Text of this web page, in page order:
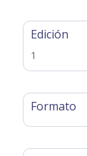
Edición
1
Formato